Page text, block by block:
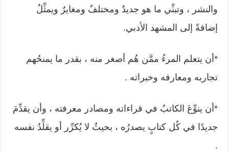
والنشر ، وتبنِّي ما هو جديدٌ ومختلفٌ ومغايرٌ ويمثِّلُ
إضافةً إلى المشهد الأدبي.
*أن يتعلم المرءُ ممَّن هُم أصغر منه ، بقدر ما يمنحُهم
تجاربه ومعارفه وخبراته .
*أن ينوِّعَ الكاتبُ في قراءاته ومصادر معرفته ، وأن يقدِّمَ
جديدًا في كُل كتابٍ يصدرُه ، بحيثُ لا يُكرِّر أو يقلِّدُ نفسه
.